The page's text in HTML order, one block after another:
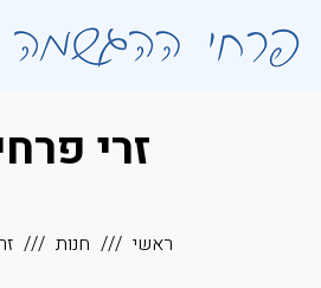
זרי
ראשי חנות